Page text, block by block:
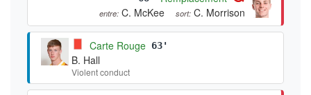
entre: C. McKee sort: C. Morrison
Carte Rouge 63'
B. Hall
Violent conduct